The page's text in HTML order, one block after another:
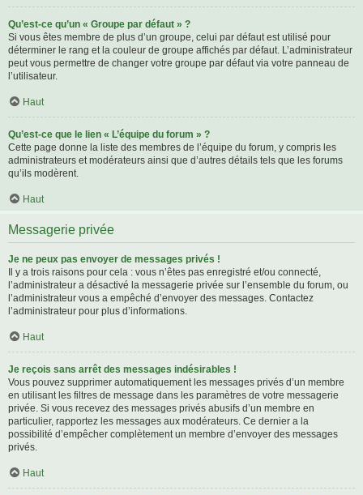
Qu’est-ce qu’un « Groupe par défaut » ?
Si vous êtes membre de plus d’un groupe, celui par défaut est utilisé pour
déterminer le rang et la couleur de groupe affichés par défaut. L’administrateur
peut vous permettre de changer votre groupe par défaut via votre panneau de
l’utilisateur.
Haut
Qu’est-ce que le lien « L’équipe du forum » ?
Cette page donne la liste des membres de l’équipe du forum, y compris les
administrateurs et modérateurs ainsi que d’autres détails tels que les forums
qu’ils modèrent.
Haut
Messagerie privée
Je ne peux pas envoyer de messages privés !
Il y a trois raisons pour cela : vous n’êtes pas enregistré et/ou connecté,
l’administrateur a désactivé la messagerie privée sur l’ensemble du forum, ou
l’administrateur vous a empêché d’envoyer des messages. Contactez
l’administrateur pour plus d’informations.
Haut
Je reçois sans arrêt des messages indésirables !
Vous pouvez supprimer automatiquement les messages privés d’un membre
en utilisant les filtres de message dans les paramètres de votre messagerie
privée. Si vous recevez des messages privés abusifs d’un membre en
particulier, rapportez les messages aux modérateurs. Ce dernier a la
possibilité d’empêcher complètement un membre d’envoyer des messages
privés.
Haut